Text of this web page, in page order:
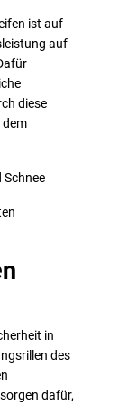
ist auf
auf
diese
dem
Schnee
in
des
dafür,